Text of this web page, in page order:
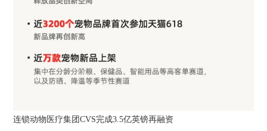
连锁动物医疗集团CVS完成3.5亿英镑再融资